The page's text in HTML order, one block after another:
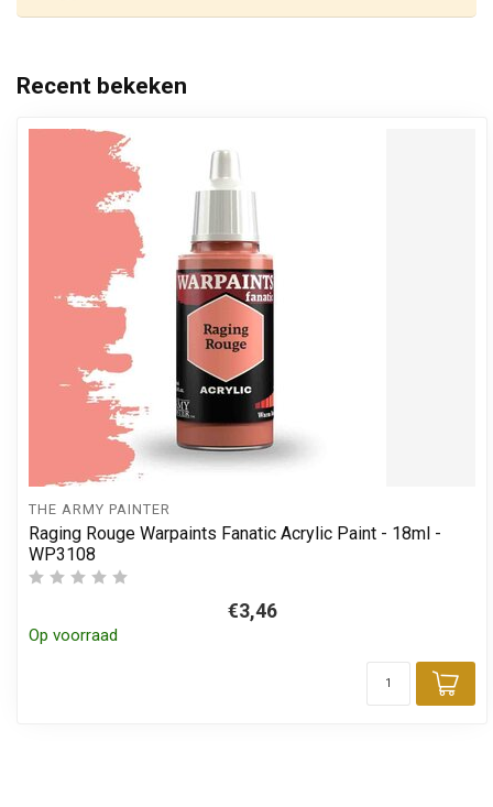
Recent bekeken
THE ARMY PAINTER
Raging Rouge Warpaints Fanatic Acrylic Paint - 18ml -
WP3108
€3,46
Op voorraad